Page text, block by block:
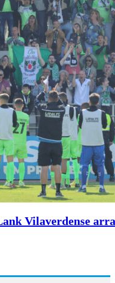
Vilaverdense